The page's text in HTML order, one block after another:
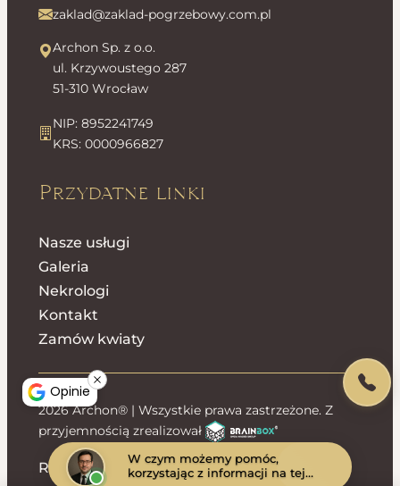
zaklad@zaklad-pogrzebowy.com.pl
Archon Sp. z o.o.
ul. Krzywoustego 287
51-310 Wrocław
NIP: 8952241749
KRS: 0000966827
Przydatne linki
Nasze usługi
Galeria
Nekrologi
Kontakt
Zamów kwiaty
2026 Archon® | Wszystkie prawa zastrzeżone. Z
przyjemnością zrealizował
Regulamin sklepuPolityka prywatności
W czym możemy pomóc,
korzystając z informacji na tej
Opinie